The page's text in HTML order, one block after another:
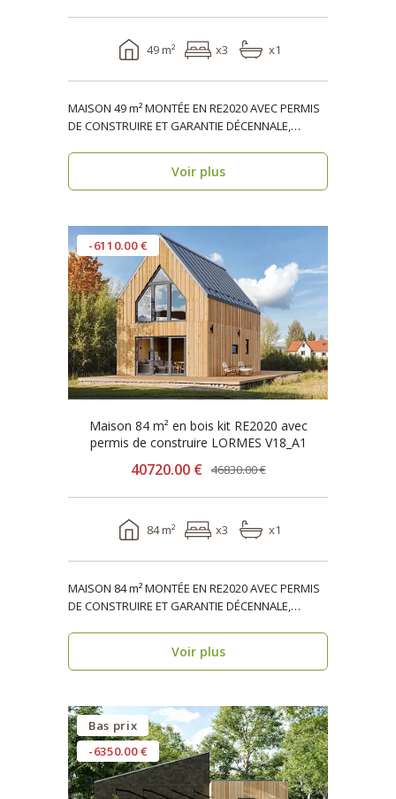
49 m² x3 x1
MAISON 49 m² MONTÉE EN RE2020 AVEC PERMIS
DE CONSTRUIRE ET GARANTIE DÉCENNALE,
Voir plus
-6110.00 €
Maison 84 m² en bois kit RE2020 avec
permis de construire LORMES V18_A1
40720.00 € 46830.00 €
84 m² x3 x1
MAISON 84 m² MONTÉE EN RE2020 AVEC PERMIS
DE CONSTRUIRE ET GARANTIE DÉCENNALE,
Voir plus
Bas prix
-6350.00 €